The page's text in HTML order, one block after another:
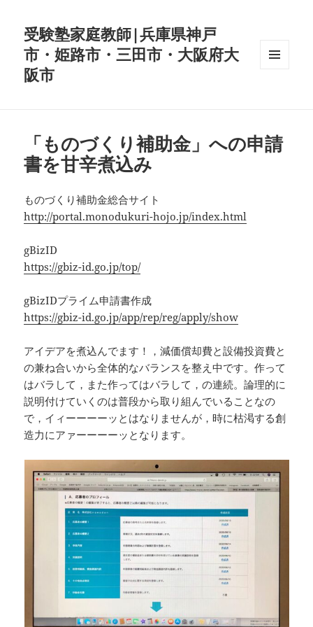
受験塾家庭教師|兵庫県神戸
市・姫路市・三田市・大阪府大
阪市
「ものづくり補助金」への申請
書を甘辛煮込み
ものづくり補助金総合サイト
http://portal.monodukuri-hojo.jp/index.html
gBizID
https://gbiz-id.go.jp/top/
gBizIDプライム申請書作成
https://gbiz-id.go.jp/app/rep/reg/apply/show
アイデアを煮込んでます！，減価償却費と設備投資費と
の兼ね合いから全体的なバランスを整え中です。作って
はバラして，また作ってはバラして，の連続。論理的に
説明付けていくのは普段から取り組んでいることなの
で，イィーーーーッとはなりませんが，時に枯渇する創
造力にアァーーーーッとなります。